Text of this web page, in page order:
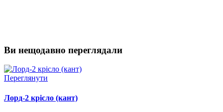
Ви нещодавно переглядали
Переглянути
Лорд-2 крісло (кант)